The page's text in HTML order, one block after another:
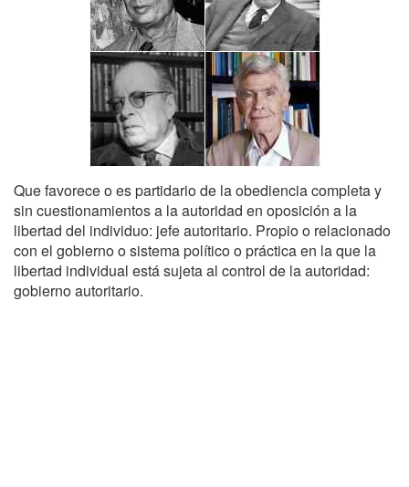
Que favorece o es partidario de la obediencia completa y
sin cuestionamientos a la autoridad en oposición a la
libertad del individuo: jefe autoritario. Propio o relacionado
con el gobierno o sistema político o práctica en la que la
libertad individual está sujeta al control de la autoridad:
gobierno autoritario.